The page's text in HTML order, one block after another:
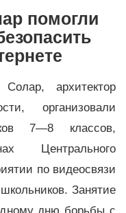
помогли
архитектор
организовали
7—8 классов,
Центрального
по видеосвязи
Занятие